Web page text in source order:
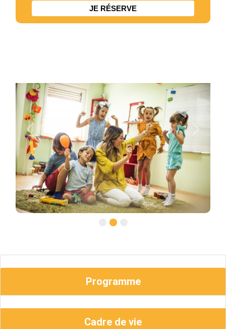
Programme
Cadre de vie
JE RÉSERVE
Previous